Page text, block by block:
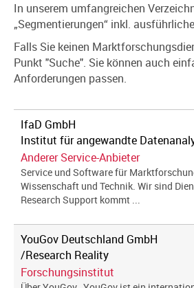
In unserem umfangreichen
„Segmentierungen“ inkl.
Falls Sie keinen
Punkt "Suche". Sie können auch
Anforderungen passen.
IfaD GmbH
Institut für angewandte
Anderer Service-Anbieter
Service und Software für
Wissenschaft und Technik. Wir sind
Research Support kommt ...
YouGov Deutschland GmbH
/Research Reality
Forschungsinstitut